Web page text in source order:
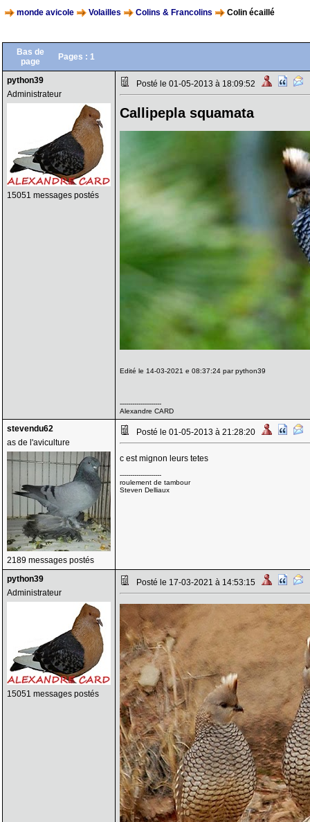
monde avicole Volailles Colins & Francolins Colin écaillé
Bas de
page
Pages : 1
python39
Administrateur
15051 messages postés
Posté le 01-05-2013 à 18:09:52
Callipepla squamata
Edité le 14-03-2021 e 08:37:24 par python39
--------------------
Alexandre CARD
stevendu62
as de l'aviculture
2189 messages postés
Posté le 01-05-2013 à 21:28:20
c est mignon leurs tetes
--------------------
roulement de tambour
Steven Delliaux
python39
Administrateur
15051 messages postés
Posté le 17-03-2021 à 14:53:15